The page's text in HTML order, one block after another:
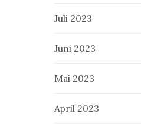
Juli 2023
Juni 2023
Mai 2023
April 2023